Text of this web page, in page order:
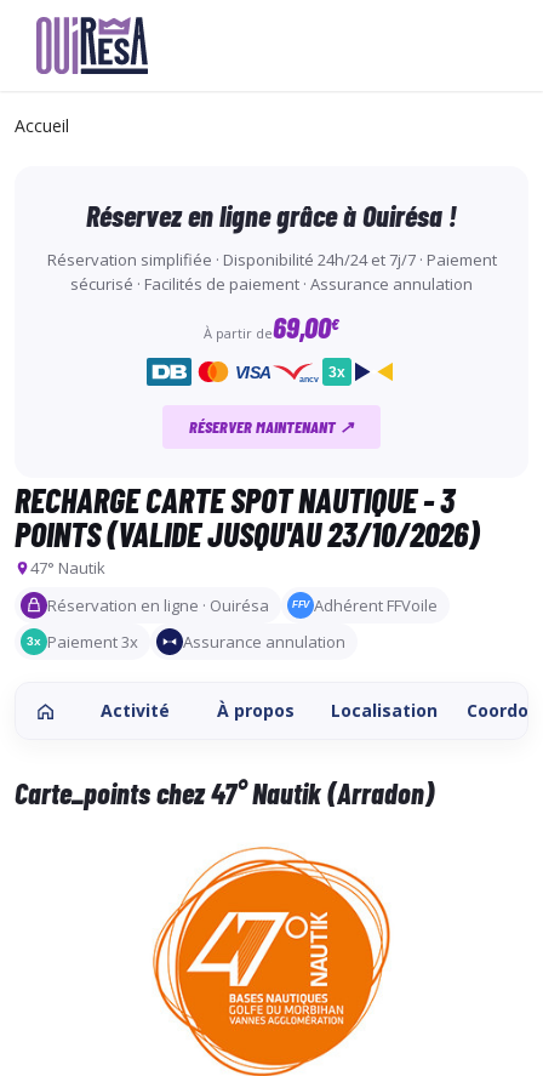
contenu
Accueil
RECHARGE CARTE SPOT NAUTIQUE - 3
POINTS (VALIDE JUSQU'AU 23/10/2026)
47° Nautik
Réservation en ligne · Ouirésa
FFV Adhérent FFVoile
3x Paiement 3x Assurance annulation
Activité À propos Localisation
Carte_points chez 47° Nautik (Arradon)
Réservez en ligne grâce à Ouirésa !
Réservation simplifiée · Disponibilité 24h/24 et 7j/7 · Paiement
sécurisé · Facilités de paiement · Assurance annulation
À partir de69,00€
VISA ancv 3x
RÉSERVER MAINTENANT ↗